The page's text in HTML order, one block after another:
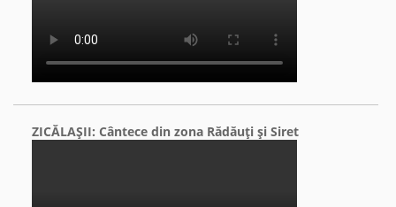
ZICĂLAŞII: Cântece din zona Rădăuţi şi Siret